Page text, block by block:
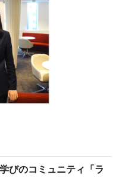
びのコミュニティ「ラ